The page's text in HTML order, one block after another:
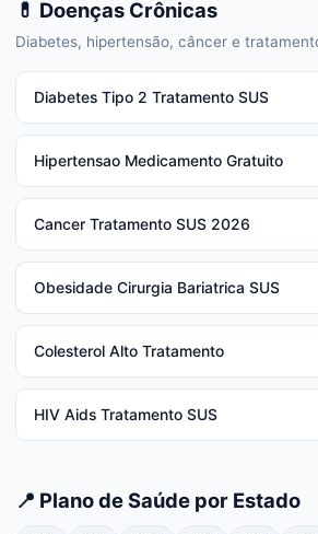
💊 Doenças Crônicas
Diabetes, hipertensão, câncer e
Diabetes Tipo 2 Tratamento SUS
Hipertensao Medicamento Gratuito
Cancer Tratamento SUS 2026
Obesidade Cirurgia Bariatrica SUS
Colesterol Alto Tratamento
HIV Aids Tratamento SUS
📍 Plano de Saúde por Estado